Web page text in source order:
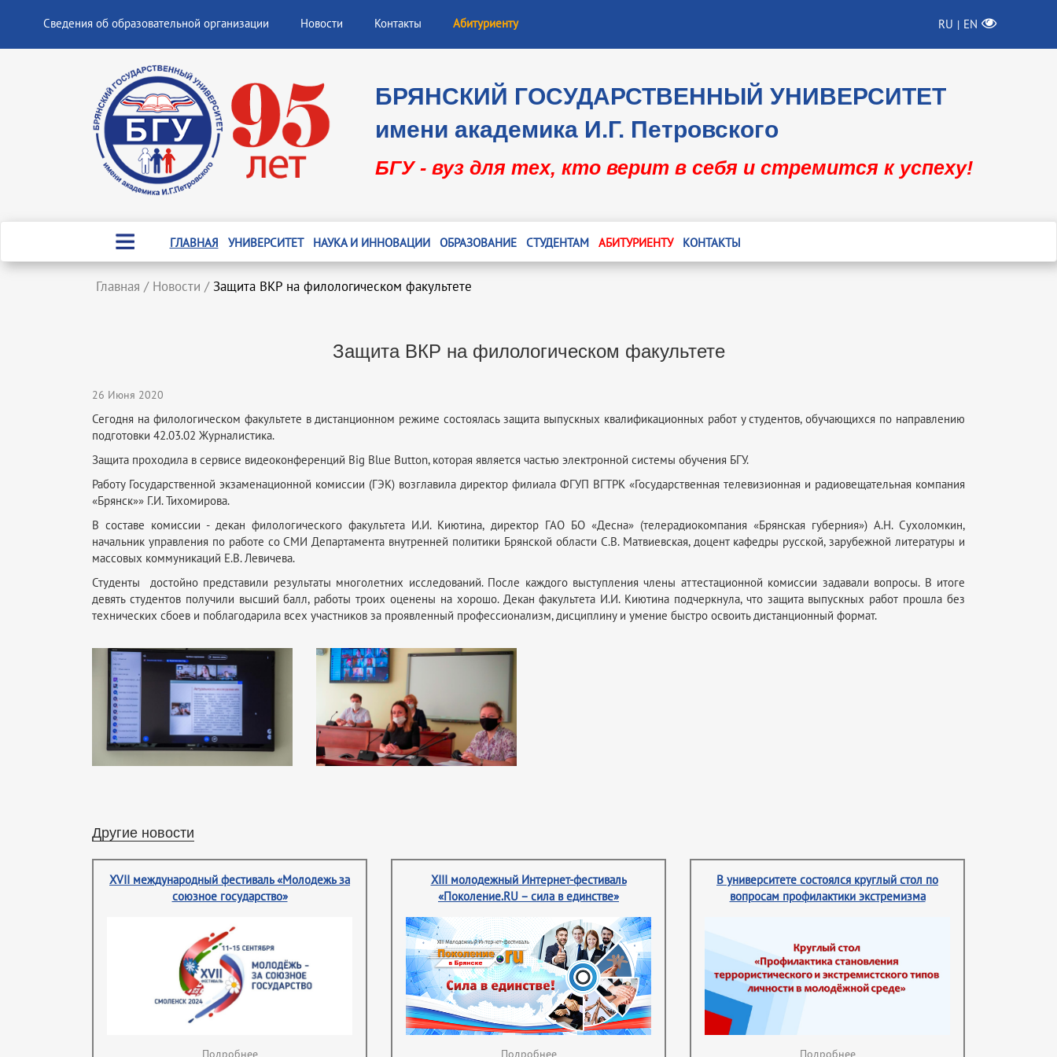
Сведения об образовательной организации Новости Контакты Абитуриенту RU | EN
БРЯНСКИЙ ГОСУДАРСТВЕННЫЙ УНИВЕРСИТЕТ
имени академика И.Г. Петровского
БГУ - вуз для тех, кто верит в себя и стремится к успеху!
ГЛАВНАЯ УНИВЕРСИТЕТ НАУКА И ИННОВАЦИИ ОБРАЗОВАНИЕ СТУДЕНТАМ АБИТУРИЕНТУ КОНТАКТЫ
Главная / Новости / Защита ВКР на филологическом факультете
Защита ВКР на филологическом факультете
26 Июня 2020
Сегодня на филологическом факультете в дистанционном режиме состоялась защита выпускных квалификационных работ у студентов, обучающихся по направлению
подготовки 42.03.02 Журналистика.
Защита проходила в сервисе видеоконференций Big Blue Button, которая является частью электронной системы обучения БГУ.
Работу Государственной экзаменационной комиссии (ГЭК) возглавила директор филиала ФГУП ВГТРК «Государственная телевизионная и радиовещательная компания
«Брянск»» Г.И. Тихомирова.
В составе комиссии - декан филологического факультета И.И. Киютина, директор ГАО БО «Десна» (телерадиокомпания «Брянская губерния») А.Н. Сухоломкин,
начальник управления по работе со СМИ Департамента внутренней политики Брянской области С.В. Матвиевская, доцент кафедры русской, зарубежной литературы и
массовых коммуникаций Е.В. Левичева.
Студенты достойно представили результаты многолетних исследований. После каждого выступления члены аттестационной комиссии задавали вопросы. В итоге
девять студентов получили высший балл, работы троих оценены на хорошо. Декан факультета И.И. Киютина подчеркнула, что защита выпускных работ прошла без
технических сбоев и поблагодарила всех участников за проявленный профессионализм, дисциплину и умение быстро освоить дистанционный формат.
Другие новости
XVII международный фестиваль «Молодежь за
союзное государство»
Подробнее
XIII молодежный Интернет-фестиваль
«Поколение.RU – сила в единстве»
Подробнее
В университете состоялся круглый стол по
вопросам профилактики экстремизма
Подробнее